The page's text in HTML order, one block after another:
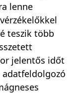
lenne
teszik több
jelentős időt